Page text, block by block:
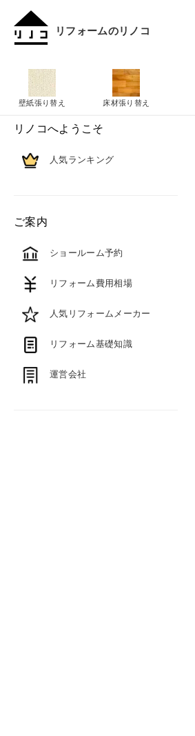
リフォームのリノコ
壁紙張り替え 床材張り替え
リノコへようこそ
人気ランキング
ご案内
ショールーム予約
リフォーム費用相場
人気リフォームメーカー
リフォーム基礎知識
運営会社